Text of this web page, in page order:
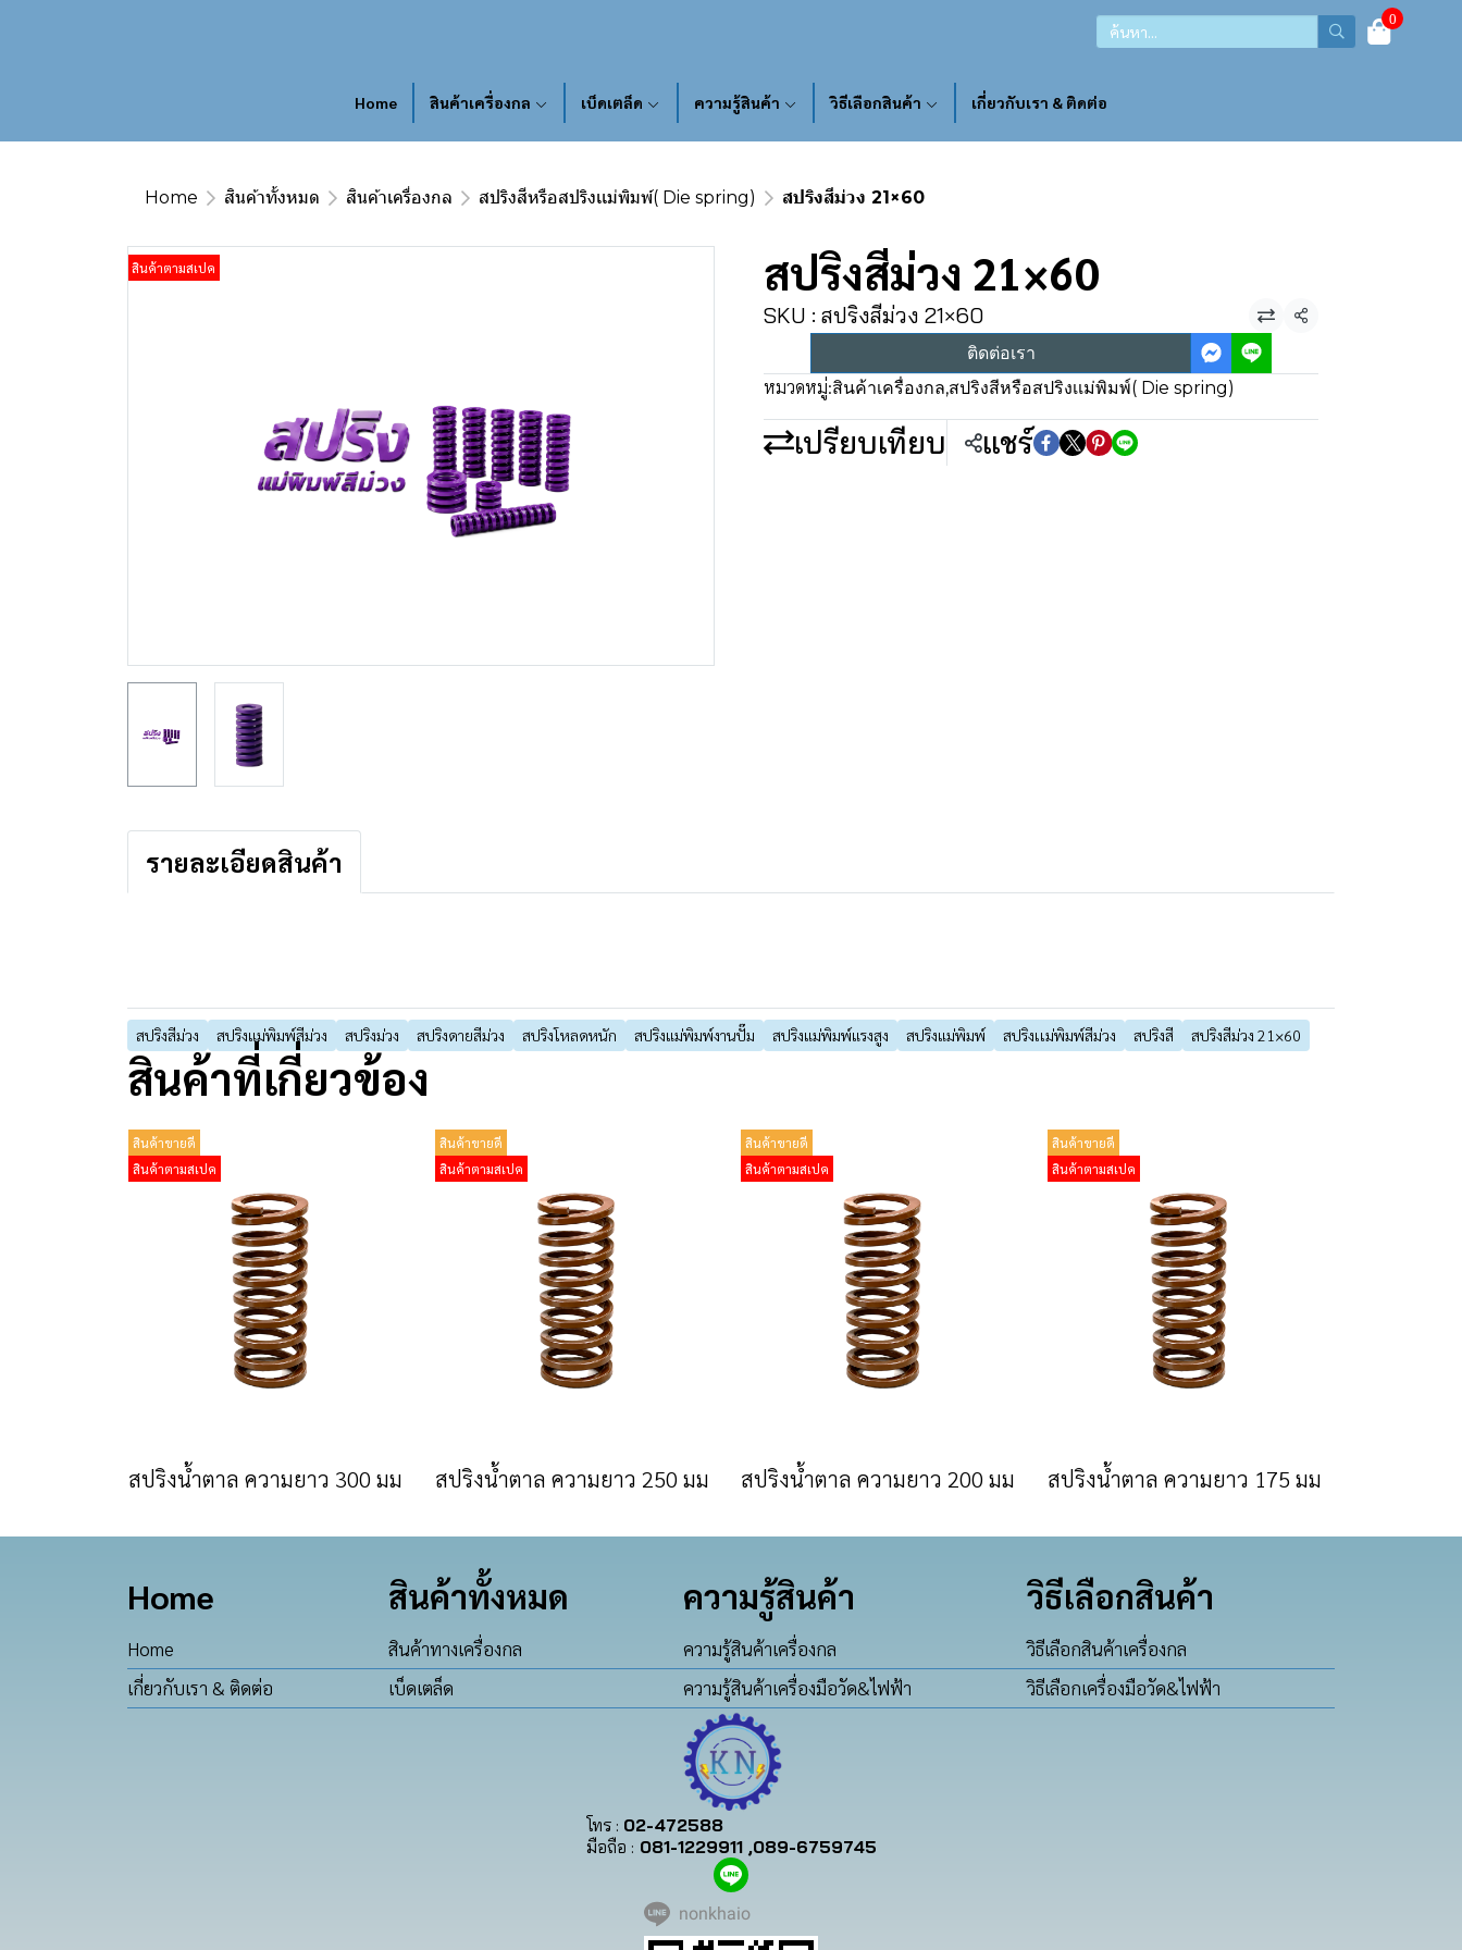
0
Home สินค้าเครื่องกล เบ็ดเตล็ด ความรู้สินค้า วิธีเลือกสินค้า เกี่ยวกับเรา & ติดต่อ
Home สินค้าทั้งหมด สินค้าเครื่องกล สปริงสีหรือสปริงเเม่พิมพ์( Die spring) สปริงสีม่วง 21×60
สินค้าตามสเปค สปริงสีม่วง 21×60
SKU : สปริงสีม่วง 21×60
แชร์
ติดต่อเรา
หมวดหมู่:สินค้าเครื่องกล,สปริงสีหรือสปริงเเม่พิมพ์( Die spring)
เปรียบเทียบ แชร์
รายละเอียดสินค้า
สปริงสีม่วง สปริงแม่พิมพ์สีม่วง สปริงม่วง สปริงดายสีม่วง สปริงโหลดหนัก สปริงแม่พิมพ์งานปั๊ม สปริงแม่พิมพ์แรงสูง สปริงแม่พิมพ์ สปริงเเม่พิมพ์สีม่วง สปริงสี สปริงสีม่วง 21×60
สินค้าที่เกี่ยวข้อง
สินค้าขายดี
สินค้าตามสเปค
สปริงน้ำตาล ความยาว 300 มม
สินค้าขายดี
สินค้าตามสเปค
สปริงน้ำตาล ความยาว 250 มม
สินค้าขายดี
สินค้าตามสเปค
สปริงน้ำตาล ความยาว 200 มม
สินค้าขายดี
สินค้าตามสเปค
สปริงน้ำตาล ความยาว 175 มม
Home
Home
เกี่ยวกับเรา & ติดต่อ
สินค้าทั้งหมด
สินค้าทางเครื่องกล
เบ็ดเตล็ด
ความรู้สินค้า
ความรู้สินค้าเครื่องกล
ความรู้สินค้าเครื่องมือวัด&ไฟฟ้า
วิธีเลือกสินค้า
วิธีเลือกสินค้าเครื่องกล
วิธีเลือกเครื่องมือวัด&ไฟฟ้า
โทร : 02-472588
มือถือ : 081-1229911 ,089-6759745
nonkhaio